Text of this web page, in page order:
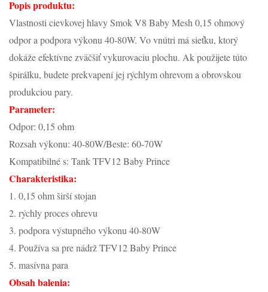
Popis produktu:
Vlastnosti cievkovej hlavy Smok V8 Baby Mesh 0,15 ohmový
odpor a podpora výkonu 40-80W. Vo vnútri má sieťku, ktorý
dokáže efektívne zväčšiť vykurovaciu plochu. Ak použijete túto
špirálku, budete prekvapení jej rýchlym ohrevom a obrovskou
produkciou pary.
Parameter:
Odpor: 0,15 ohm
Rozsah výkonu: 40-80W/Beste: 60-70W
Kompatibilné s: Tank TFV12 Baby Prince
Charakteristika:
1. 0,15 ohm širší stojan
2. rýchly proces ohrevu
3. podpora výstupného výkonu 40-80W
4. Používa sa pre nádrž TFV12 Baby Prince
5. masívna para
Obsah balenia: